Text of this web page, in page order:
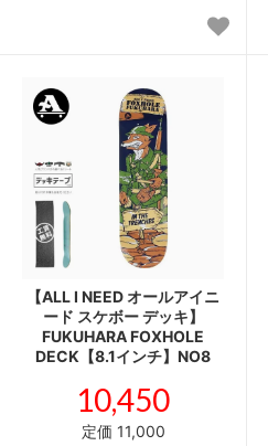
【ALL I NEED オールアイニ
ード スケボー デッキ】
FUKUHARA FOXHOLE
DECK【8.1インチ】NO8
10,450
定価 11,000